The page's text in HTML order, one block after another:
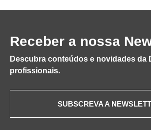
Receber a nossa
Descubra conteúdos e novidades da
profissionais.
SUBSCREVA A